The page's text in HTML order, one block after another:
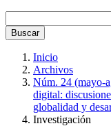
Buscar
Inicio
Archivos
Núm. 24 (mayo-
digital:
globalidad y
Investigación